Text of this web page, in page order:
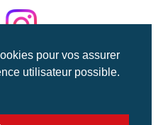
pour vos assurer
utilisateur possible.
déposée 2024
banque d'images
video et cinéma |